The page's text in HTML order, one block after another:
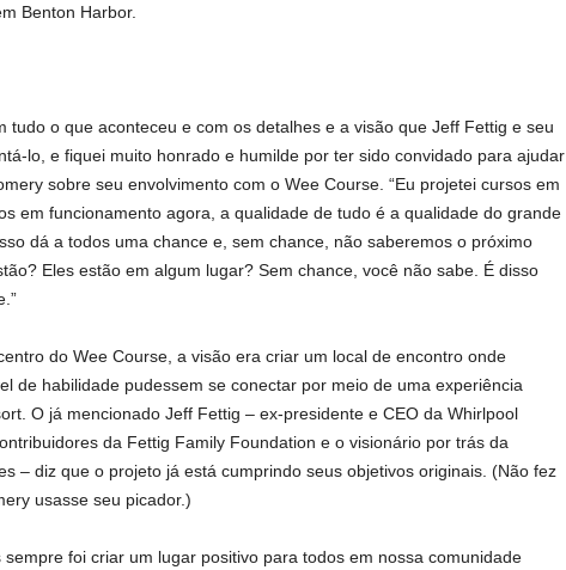
Benton Harbor.
tudo o que aconteceu e com os detalhes e a visão que Jeff Fettig e seu
lo, e fiquei muito honrado e humilde por ter sido convidado para ajudar
sobre seu envolvimento com o Wee Course. “Eu projetei cursos em
em funcionamento agora, a qualidade de tudo é a qualidade do grande
dá a todos uma chance e, sem chance, não saberemos o próximo
Eles estão em algum lugar? Sem chance, você não sabe. É disso
do Wee Course, a visão era criar um local de encontro onde
de habilidade pudessem se conectar por meio de uma experiência
O já mencionado Jeff Fettig – ex-presidente e CEO da Whirlpool
da Fettig Family Foundation e o visionário por trás da
– diz que o projeto já está cumprindo seus objetivos originais. (Não fez
usasse seu picador.)
sempre foi criar um lugar positivo para todos em nossa comunidade